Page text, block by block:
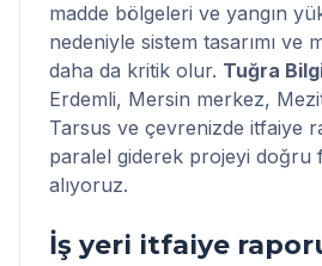
madde bölgeleri ve yangın
nedeniyle sistem tasarımı ve
daha da kritik olur. Tuğra
Erdemli, Mersin merkez,
Tarsus ve çevrenizde itfaiye
paralel giderek projeyi doğru
alıyoruz.
İş yeri itfaiye